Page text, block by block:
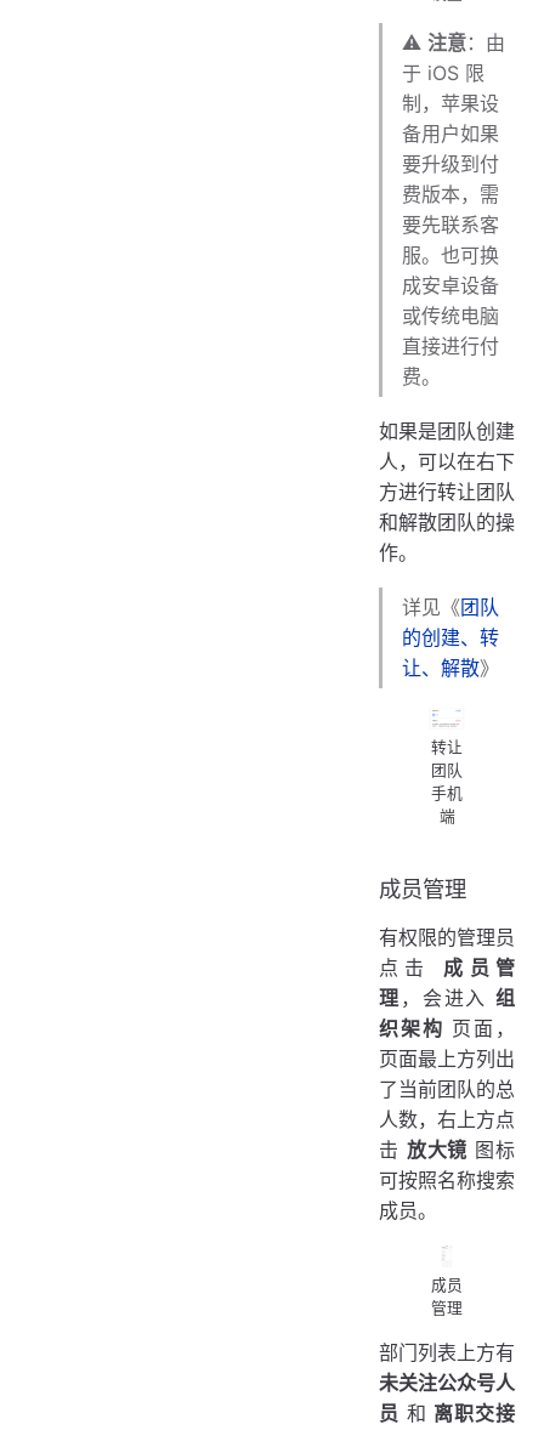
⚠️ 注意：由
于 iOS 限
制，苹果设
备用户如果
要升级到付
费版本，需
要先联系客
服。也可换
成安卓设备
或传统电脑
直接进行付
费。
如果是团队创建
人，可以在右下
方进行转让团队
和解散团队的操
作。
详见《团队
的创建、转
让、解散》
转让
团队
手机
端
成员管理
有权限的管理员
点击 成员管
理 ，会进入组
织架构 页面，
页面最上方列出
了当前团队的总
人数，右上方点
击 放大镜 图标
可按照名称搜索
成员。
成员
管理
部门列表上方有
未关注公众号人
员 和 离职交接